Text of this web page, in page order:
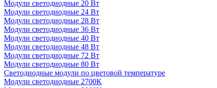
Модули светодиодные 20 Вт
Модули светодиодные 24 Вт
Модули светодиодные 28 Вт
Модули светодиодные 36 Вт
Модули светодиодные 40 Вт
Модули светодиодные 48 Вт
Модули светодиодные 72 Вт
Модули светодиодные 80 Вт
Светодиодные модули по цветовой температуре
Модули светодиодные 2700К